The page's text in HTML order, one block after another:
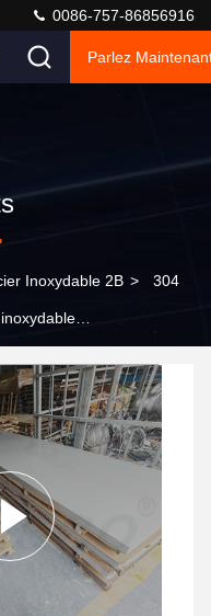
0086-757-86856916
Parlez
Inoxydable 2B > 304